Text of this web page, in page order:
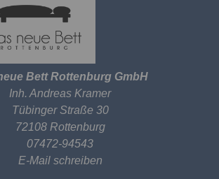
Bett Rottenburg GmbH
Inh. Andreas Kramer
Tübinger Straße 30
72108 Rottenburg
07472-94543
E-Mail schreiben